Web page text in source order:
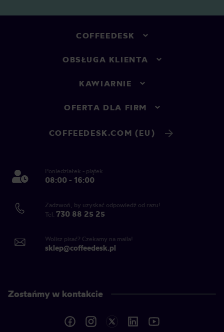
COFFEEDESK
OBSŁUGA KLIENTA
KAWIARNIE
OFERTA DLA FIRM
COFFEEDESK.COM (EU)
Poniedziałek - piątek
08:00 - 16:00
Zadzwoń, by uzyskać odpowiedź od razu!
Tel. 730 88 25 25
Wolisz pisać? Czekamy na maila!
sklep@coffeedesk.pl
Zostańmy w kontakcie